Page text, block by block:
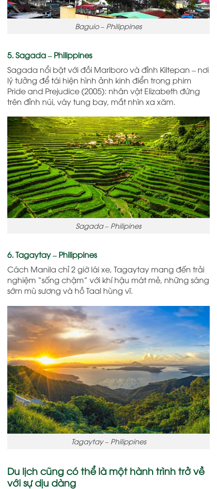
Baguio – Philippines
5. Sagada – Philippines
Sagada nổi bật với đồi Marlboro và đỉnh Kiltepan – nơi
lý tưởng để tái hiện hình ảnh kinh điển trong phim
Pride and Prejudice (2005): nhân vật Elizabeth đứng
trên đỉnh núi, váy tung bay, mắt nhìn xa xăm.
Sagada – Philipines
6. Tagaytay – Philippines
Cách Manila chỉ 2 giờ lái xe, Tagaytay mang đến trải
nghiệm “sống chậm” với khí hậu mát mẻ, những sáng
sớm mù sương và hồ Taal hùng vĩ.
Tagaytay – Philippines
Du lịch cũng có thể là một hành trình trở về
với sự dịu dàng